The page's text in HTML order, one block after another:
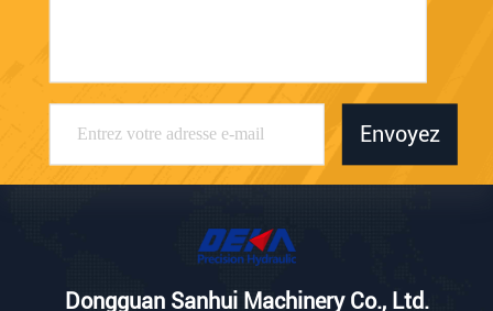
Envoyez
Dongguan Sanhui Machinery Co., Ltd.